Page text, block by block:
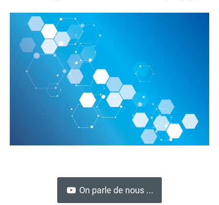
On parle de nous ...